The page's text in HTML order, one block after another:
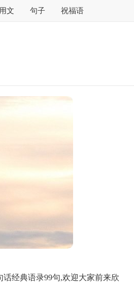
文 句子 祝福语
经典语录99句,欢迎大家前来欣